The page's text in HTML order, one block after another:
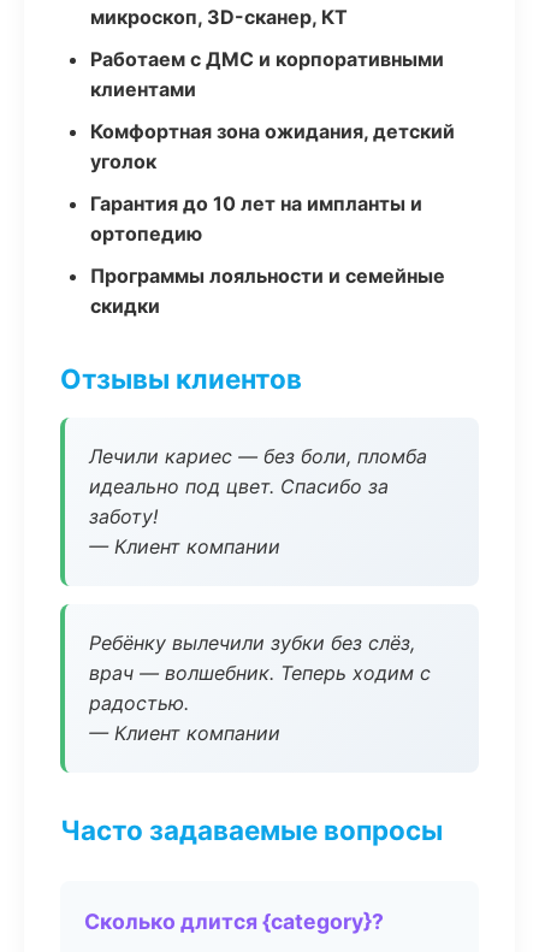
микроскоп, 3D-сканер, КТ
Работаем с ДМС и корпоративными
клиентами
Комфортная зона ожидания, детский
уголок
Гарантия до 10 лет на импланты и
ортопедию
Программы лояльности и семейные
скидки
Отзывы клиентов
Лечили кариес — без боли, пломба
идеально под цвет. Спасибо за
заботу!
— Клиент компании
Ребёнку вылечили зубки без слёз,
врач — волшебник. Теперь ходим с
радостью.
— Клиент компании
Часто задаваемые вопросы
Сколько длится {category}?